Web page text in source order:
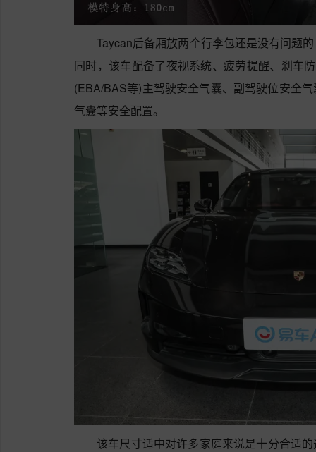
Taycan后备厢放两个行李包还是没有问题
同时，该车配备了夜视系统、疲劳提醒、刹车
(EBA/BAS等)主驾驶安全气囊、副驾驶位安全
气囊等安全配置。
该车尺寸适中对许多家庭来说是十分合适